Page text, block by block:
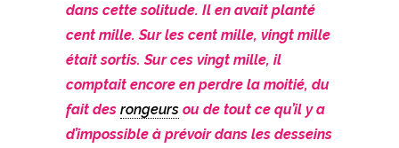
dans cette solitude. Il en avait planté
cent mille. Sur les cent mille, vingt mille
était sortis. Sur ces vingt mille, il
comptait encore en perdre la moitié, du
fait des rongeurs ou de tout ce qu’il y a
d’impossible à prévoir dans les desseins